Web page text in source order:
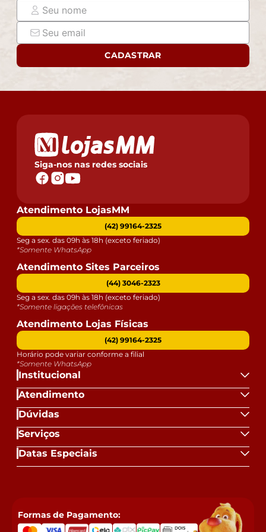
- Confira as dimensões do produto e certifique-se de
que passará normalmente por supostos elevadores,
portas, escadas e/ou corredores de sua residência.
CADASTRAR
Siga-nos nas redes sociais
Institucional
Atendimento
Dúvidas
Serviços
Datas Especiais
Atendimento LojasMM
(42) 99164-2325
Seg a sex. das 09h às 18h (exceto feriado)
*Somente WhatsApp
Atendimento Sites Parceiros
(44) 3046-2323
Seg a sex. das 09h às 18h (exceto feriado)
*Somente ligações telefônicas
Atendimento Lojas Físicas
(42) 99164-2325
Horário pode variar conforme a filial
*Somente WhatsApp
Formas de Pagamento: